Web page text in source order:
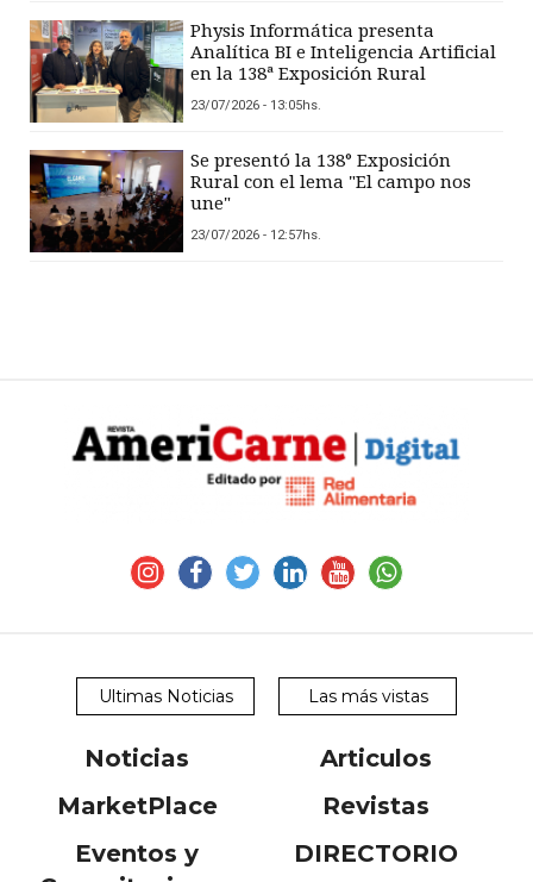
Physis Informática presenta
Analítica BI e Inteligencia Artificial
en la 138ª Exposición Rural
23/07/2026 - 13:05hs.
Se presentó la 138° Exposición
Rural con el lema "El campo nos
une"
23/07/2026 - 12:57hs.
Ultimas Noticias Las más vistas
Noticias
Articulos
MarketPlace
Revistas
Eventos y
DIRECTORIO